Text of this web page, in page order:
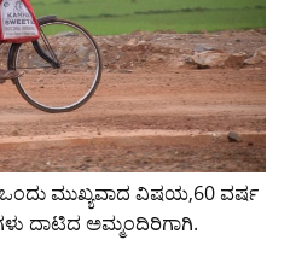
ಮುಖ್ಯವಾದ ವಿಷಯ,60 ವರ್ಷ
ದಾಟಿದ ಅಮ್ಮಂದಿರಿಗಾಗಿ.